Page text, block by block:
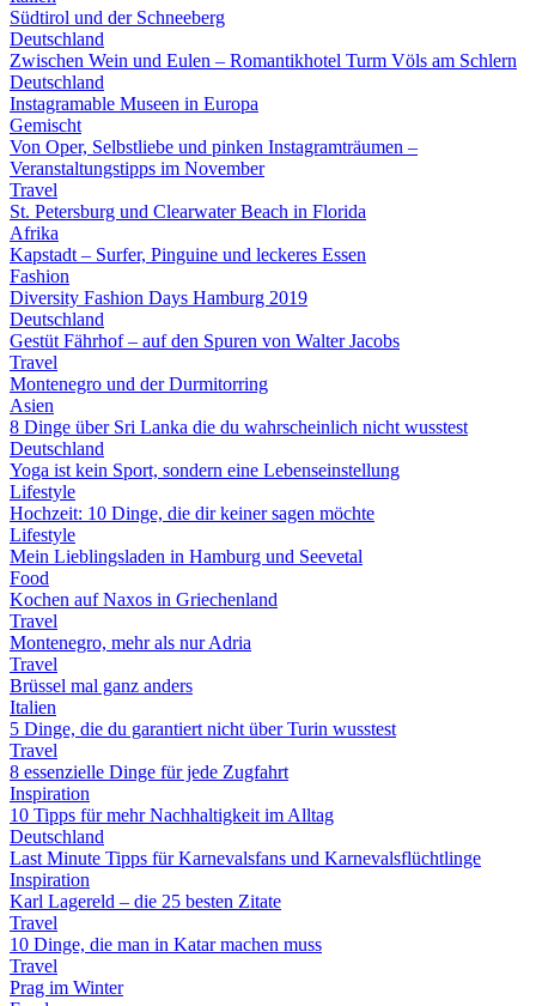
Südtirol und der Schneeberg
Deutschland
Zwischen Wein und Eulen – Romantikhotel Turm Völs am Schlern
Deutschland
Instagramable Museen in Europa
Gemischt
Von Oper, Selbstliebe und pinken Instagramträumen –
Veranstaltungstipps im November
Travel
St. Petersburg und Clearwater Beach in Florida
Afrika
Kapstadt – Surfer, Pinguine und leckeres Essen
Fashion
Diversity Fashion Days Hamburg 2019
Deutschland
Gestüt Fährhof – auf den Spuren von Walter Jacobs
Travel
Montenegro und der Durmitorring
Asien
8 Dinge über Sri Lanka die du wahrscheinlich nicht wusstest
Deutschland
Yoga ist kein Sport, sondern eine Lebenseinstellung
Lifestyle
Hochzeit: 10 Dinge, die dir keiner sagen möchte
Lifestyle
Mein Lieblingsladen in Hamburg und Seevetal
Food
Kochen auf Naxos in Griechenland
Travel
Montenegro, mehr als nur Adria
Travel
Brüssel mal ganz anders
Italien
5 Dinge, die du garantiert nicht über Turin wusstest
Travel
8 essenzielle Dinge für jede Zugfahrt
Inspiration
10 Tipps für mehr Nachhaltigkeit im Alltag
Deutschland
Last Minute Tipps für Karnevalsfans und Karnevalsflüchtlinge
Inspiration
Karl Lagereld – die 25 besten Zitate
Travel
10 Dinge, die man in Katar machen muss
Travel
Prag im Winter